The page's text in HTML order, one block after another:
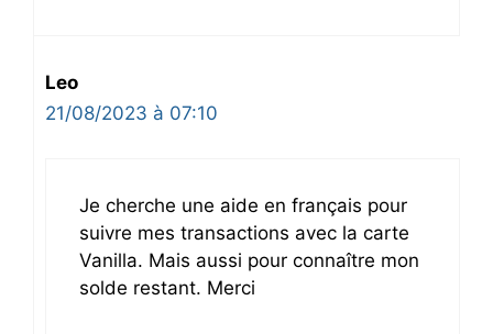
Leo
21/08/2023 à 07:10
Je cherche une aide en français pour
suivre mes transactions avec la carte
Vanilla. Mais aussi pour connaître mon
solde restant. Merci